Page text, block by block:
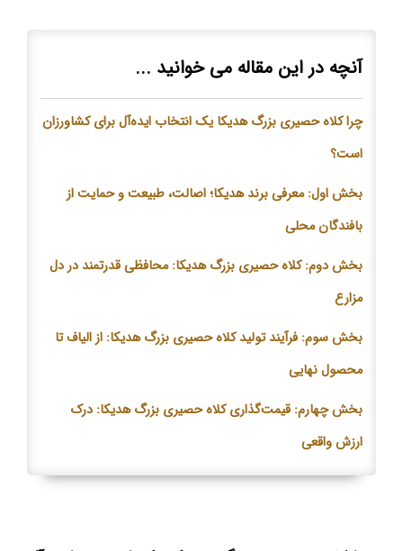
آنچه در این مقاله می خوانید ...
چرا کلاه حصیری بزرگ هدیکا یک انتخاب ایده‌آل برای کشاورزان
است؟
بخش اول: معرفی برند هدیکا؛ اصالت، طبیعت و حمایت از
بافندگان محلی
بخش دوم: کلاه حصیری بزرگ هدیکا: محافظی قدرتمند در دل
مزارع
بخش سوم: فرآیند تولید کلاه حصیری بزرگ هدیکا: از الیاف تا
محصول نهایی
بخش چهارم: قیمت‌گذاری کلاه حصیری بزرگ هدیکا: درک
ارزش واقعی